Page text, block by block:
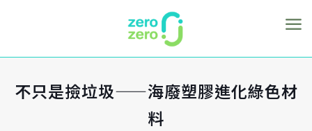
不只是撿垃圾——海廢塑膠進化綠色材
料